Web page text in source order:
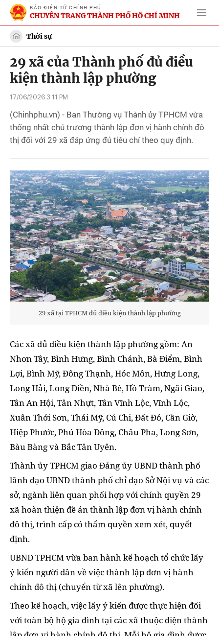
BÁO ĐIỆN TỬ CHÍNH PHỦ
CHUYÊN TRANG THÀNH PHỐ HỒ CHÍ MINH
Thời sự
29 xã của Thành phố đủ điều
kiện thành lập phường
17/06/2026 3:11 PM
(Chinhphu.vn) - Ban Thường vụ Thành ủy TPHCM vừa
thống nhất chủ trương thành lập đơn vị hành chính đô
thị đối với 29 xã đáp ứng đủ tiêu chí theo quy định.
29 xã tại TPHCM đủ điều kiện thành lập phường
Các xã đủ điều kiện thành lập phường gồm: An
Nhơn Tây, Bình Hưng, Bình Chánh, Bà Điểm, Bình
Lợi, Bình Mỹ, Đông Thạnh, Hóc Môn, Hưng Long,
Long Hải, Long Điền, Nhà Bè, Hồ Tràm, Ngãi Giao,
Tân An Hội, Tân Nhựt, Tân Vĩnh Lộc, Vĩnh Lộc,
Xuân Thới Sơn, Thái Mỹ, Củ Chi, Đất Đỏ, Cần Giờ,
Hiệp Phước, Phú Hòa Đông, Châu Pha, Long Sơn,
Bàu Bàng và Bắc Tân Uyên.
Thành ủy TPHCM giao Đảng ủy UBND thành phố
lãnh đạo UBND thành phố chỉ đạo Sở Nội vụ và các
sở, ngành liên quan phối hợp với chính quyền 29
xã hoàn thiện đề án thành lập đơn vị hành chính
đô thị, trình cấp có thẩm quyền xem xét, quyết
định.
UBND TPHCM vừa ban hành kế hoạch tổ chức lấy
ý kiến người dân về việc thành lập đơn vị hành
chính đô thị (chuyển từ xã lên phường).
Theo kế hoạch, việc lấy ý kiến được thực hiện đối
với toàn bộ hộ gia đình tại các xã thuộc diện thành